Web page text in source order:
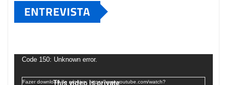
ENTREVISTA
deCode 150: Unknown error.
Fazer download do arquivo: https://www.youtube.com/watch?